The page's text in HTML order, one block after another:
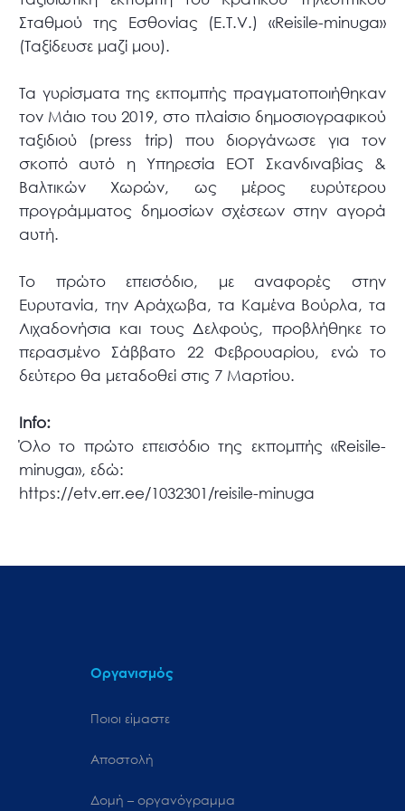
Σταθμού της Εσθονίας (E.T.V.) «Reisile-minuga»
(Ταξίδευσε μαζί μου).
Τα γυρίσματα της εκπομπής πραγματοποιήθηκαν
τον Μάιο του 2019, στο πλαίσιο δημοσιογραφικού
ταξιδιού (press trip) που διοργάνωσε για τον
σκοπό αυτό η Υπηρεσία ΕΟΤ Σκανδιναβίας &
Βαλτικών Χωρών, ως μέρος ευρύτερου
προγράμματος δημοσίων σχέσεων στην αγορά
αυτή.
Το πρώτο επεισόδιο, με αναφορές στην
Ευρυτανία, την Αράχωβα, τα Καμένα Βούρλα, τα
Λιχαδονήσια και τους Δελφούς, προβλήθηκε το
περασμένο Σάββατο 22 Φεβρουαρίου, ενώ το
δεύτερο θα μεταδοθεί στις 7 Μαρτίου.
Info:
Όλο το πρώτο επεισόδιο της εκπομπής «Reisile-
minuga», εδώ:
https://etv.err.ee/1032301/reisile-minuga
Οργανισμός
Ποιοι είμαστε
Αποστολή
Δομή – οργανόγραμμα